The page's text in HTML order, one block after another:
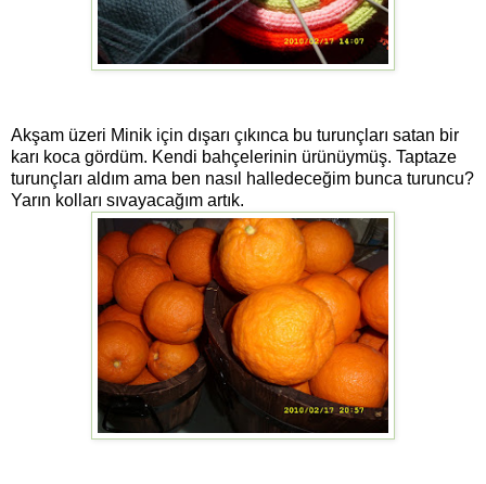
Akşam üzeri Minik için dışarı çıkınca bu turunçları satan bir
karı koca gördüm. Kendi bahçelerinin ürünüymüş. Taptaze
turunçları aldım ama ben nasıl halledeceğim bunca turuncu?
Yarın kolları sıvayacağım artık.